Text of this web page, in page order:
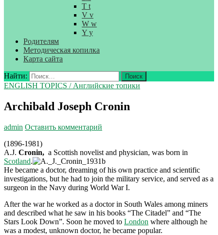
T t
V v
W w
Y y
Родителям
Методическая копилка
Карта сайта
Найти:
ENGLISH TOPICS / Английские топики
Archibald Joseph Cronin
admin Оставить комментарий
(1896-1981)
A.J. Cronin, a Scottish novelist and physician, was born in
Scotland.
He became a doctor, dreaming of his own practice and scientific
investigations, but he had to join the military service, and served as a
surgeon in the Navy during World War I.
After the war he worked as a doctor in South Wales among miners
and described what he saw in his books “The Citadel” and “The
Stars Look Down”. Soon he moved to London where although he
was a modest, unknown doctor, he became popular.